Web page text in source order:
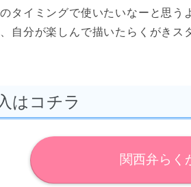
タイミングで使いたいなーと思
自分が楽しんで描いたらくがき
はコチラ
関西弁らく